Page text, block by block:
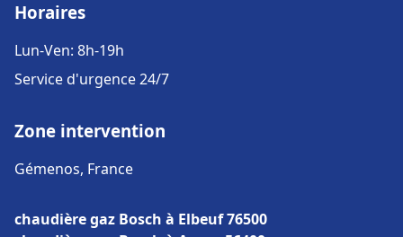
Horaires
Lun-Ven: 8h-19h
Service d'urgence 24/7
Zone intervention
Gémenos, France
chaudière gaz Bosch à Elbeuf 76500